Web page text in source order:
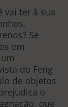
vai ter à sua
Se
em
do Feng
de objetos
o
que